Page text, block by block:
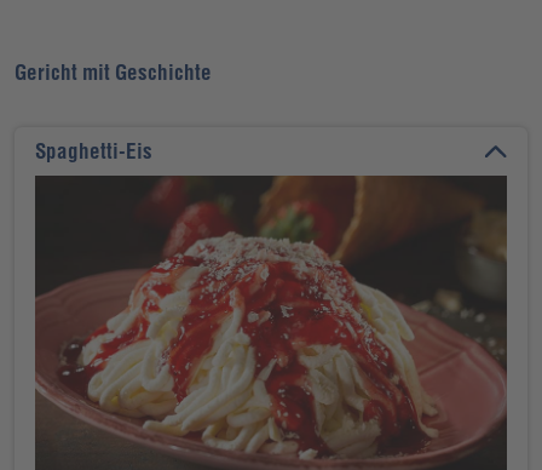
Gericht mit Geschichte
Spaghetti-Eis